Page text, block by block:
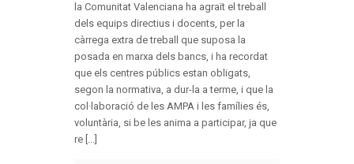
la Comunitat Valenciana ha agraït el treball
dels equips directius i docents, per la
càrrega extra de treball que suposa la
posada en marxa dels bancs, i ha recordat
que els centres públics estan obligats,
segon la normativa, a dur-la a terme, i que la
col·laboració de les AMPA i les famílies és,
voluntària, si be les anima a participar, ja que
re [...]